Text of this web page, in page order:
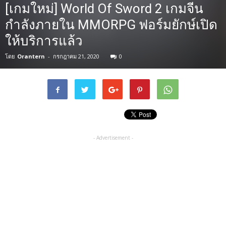
[เกมใหม่] World Of Sword 2 เกมจีน
กำลังภายใน MMORPG ฟอร์มยักษ์เปิด
ให้บริการแล้ว
โดย Orantern - กรกฎาคม 21, 2020 0
- Advertisement -